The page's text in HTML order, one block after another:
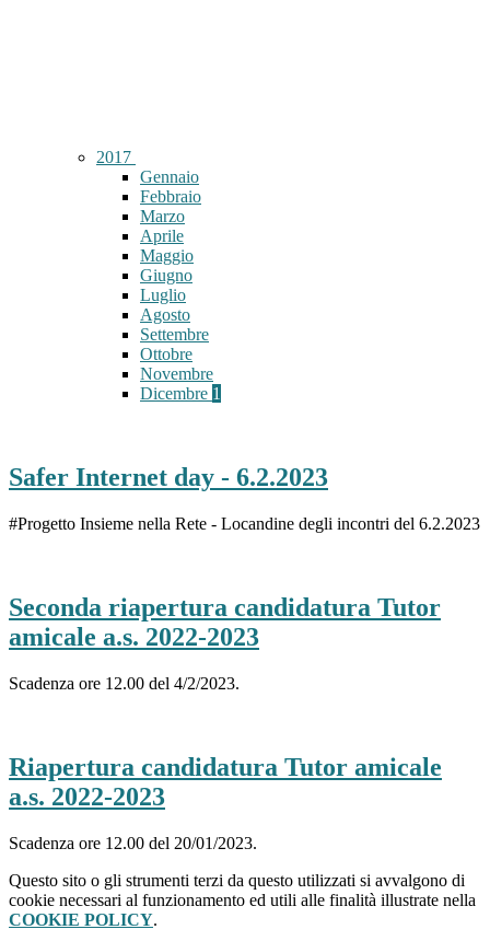
2017
Gennaio
Febbraio
Marzo
Aprile
Maggio
Giugno
Luglio
Agosto
Settembre
Ottobre
Novembre
Dicembre 1
Safer Internet day - 6.2.2023
#Progetto Insieme nella Rete - Locandine degli incontri del 6.2.2023
Seconda riapertura candidatura Tutor
amicale a.s. 2022-2023
Scadenza ore 12.00 del 4/2/2023.
Riapertura candidatura Tutor amicale
a.s. 2022-2023
Scadenza ore 12.00 del 20/01/2023.
Questo sito o gli strumenti terzi da questo utilizzati si avvalgono di
cookie necessari al funzionamento ed utili alle finalità illustrate nella
COOKIE POLICY.